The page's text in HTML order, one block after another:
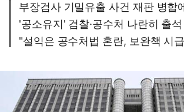
부장검사 기밀유출 사건 재판 병합
'공소유지' 검찰·공수처 나란히 출석
"설익은 공수처법 혼란, 보완책 시